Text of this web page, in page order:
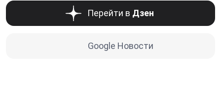
Перейти в Дзен
Google Новости